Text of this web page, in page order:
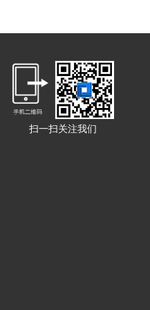
扫一扫关注我们